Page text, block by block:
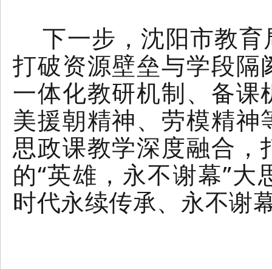
下一步，沈阳市教
打破资源壁垒与学段
一体化教研机制、备
美援朝精神、劳模精
思政课教学深度融合
的“英雄，永不谢幕”
时代永续传承、永不谢